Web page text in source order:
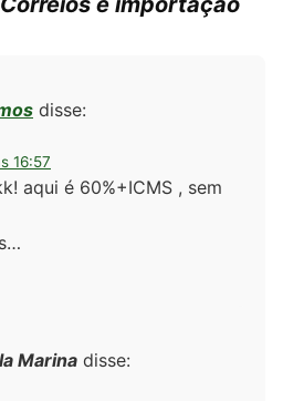
disse:
16:57
aqui é 60%+ICMS , sem
Marina disse: